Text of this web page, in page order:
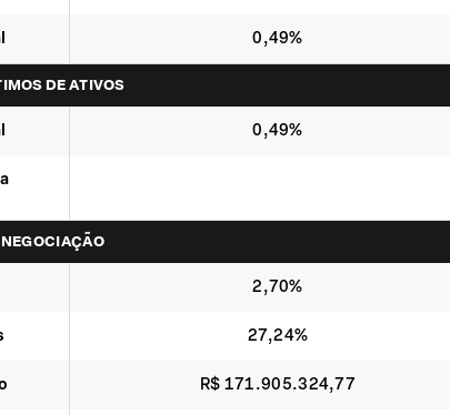
0,49%
DE ATIVOS
0,49%
2,70%
27,24%
R$ 171.905.324,77